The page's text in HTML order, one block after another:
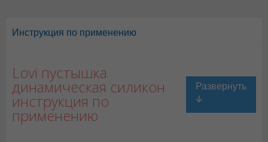
Инструкция по применению
Lovi пустышка
динамическая силикон
инструкция по
применению